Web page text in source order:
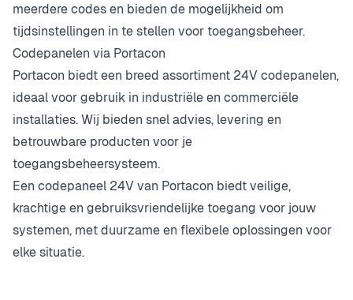
meerdere codes en bieden de mogelijkheid om
tijdsinstellingen in te stellen voor toegangsbeheer.
Codepanelen via Portacon
Portacon biedt een breed assortiment 24V codepanelen,
ideaal voor gebruik in industriële en commerciële
installaties. Wij bieden snel advies, levering en
betrouwbare producten voor je
toegangsbeheersysteem.
Een codepaneel 24V van Portacon biedt veilige,
krachtige en gebruiksvriendelijke toegang voor jouw
systemen, met duurzame en flexibele oplossingen voor
elke situatie.